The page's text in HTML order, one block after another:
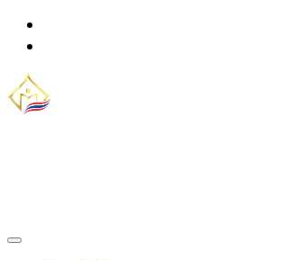
Skip
content